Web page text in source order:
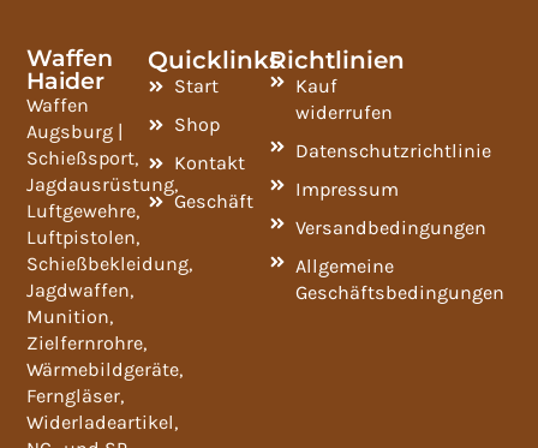
Waffen
Haider
Waffen
Augsburg |
Schießsport,
Jagdausrüstung,
Luftgewehre,
Luftpistolen,
Schießbekleidung,
Jagdwaffen,
Munition,
Zielfernrohre,
Wärmebildgeräte,
Ferngläser,
Widerladeartikel,
Quicklinks
Start
Shop
Kontakt
Geschäft
Richtlinien
Kauf
widerrufen
Datenschutzrichtlinie
Impressum
Versandbedingungen
Allgemeine
Geschäftsbedingungen